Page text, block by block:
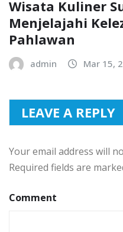
Wisata Kuliner
Menjelajahi
Pahlawan
admin Mar 15,
LEAVE A REPLY
Your email address will
Required fields are
Comment